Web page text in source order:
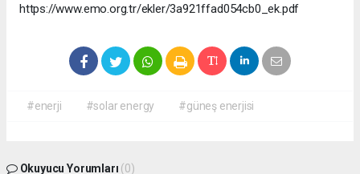
https://www.emo.org.tr/ekler/3a921ffad054cb0_ek.pdf
#enerji #solar energy #güneş enerjisi
Okuyucu Yorumları (0)